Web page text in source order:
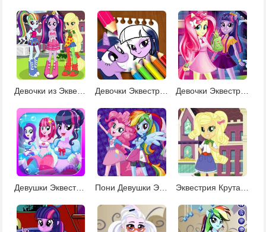
Девочки из Эквестрии 2 Девочки Эквестрии раскраски Девочки Эквестрии собираются в школу
Девушки Эквестрии одевалка Пони Девушки Эквестрии Эквестрия Крутая Одевалка